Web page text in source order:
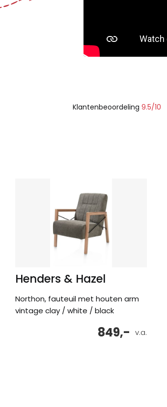
Klantenbeoordeling 9.5/10
Henders & Hazel
Northon, fauteuil met houten arm
vintage clay / white / black
v.a.
849,-